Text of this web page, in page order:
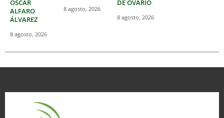
OSCAR
ALFARO
ÁLVAREZ
8 agosto, 2026
8 agosto, 2026
DE OVARIO
8 agosto, 2026